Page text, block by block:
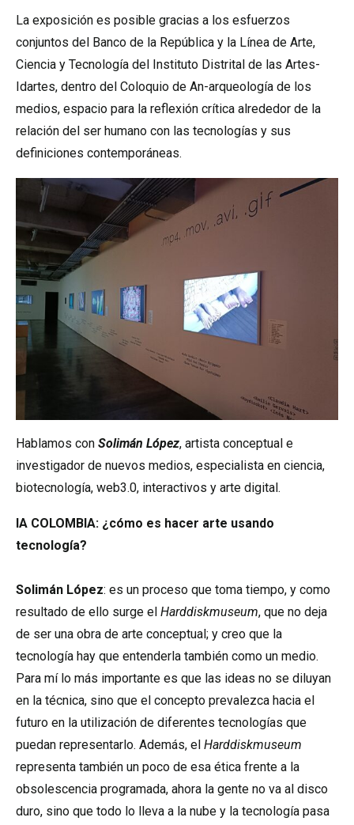
La exposición es posible gracias a los esfuerzos
conjuntos del Banco de la República y la Línea de Arte,
Ciencia y Tecnología del Instituto Distrital de las Artes-
Idartes, dentro del Coloquio de An-arqueología de los
medios, espacio para la reflexión crítica alrededor de la
relación del ser humano con las tecnologías y sus
definiciones contemporáneas.
Hablamos con Solimán López, artista conceptual e
investigador de nuevos medios, especialista en ciencia,
biotecnología, web3.0, interactivos y arte digital.
IA COLOMBIA: ¿cómo es hacer arte usando
tecnología?
Solimán López: es un proceso que toma tiempo, y como
resultado de ello surge el Harddiskmuseum, que no deja
de ser una obra de arte conceptual; y creo que la
tecnología hay que entenderla también como un medio.
Para mí lo más importante es que las ideas no se diluyan
en la técnica, sino que el concepto prevalezca hacia el
futuro en la utilización de diferentes tecnologías que
puedan representarlo. Además, el Harddiskmuseum
representa también un poco de esa ética frente a la
obsolescencia programada, ahora la gente no va al disco
duro, sino que todo lo lleva a la nube y la tecnología pasa